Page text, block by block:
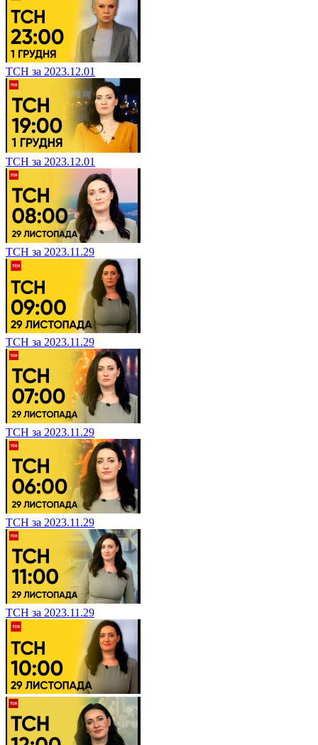
ТСН за 2023.12.01
ТСН за 2023.12.01
ТСН за 2023.11.29
ТСН за 2023.11.29
ТСН за 2023.11.29
ТСН за 2023.11.29
ТСН за 2023.11.29